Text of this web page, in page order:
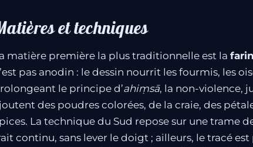
et techniques
matière première la plus traditionnelle est la
pas anodin : le dessin nourrit les fourmis, les
le principe d’ahiṃsā, la non-violence,
des poudres colorées, de la craie, des
La technique du Sud repose sur une trame
continu, sans lever le doigt ; ailleurs, le tracé